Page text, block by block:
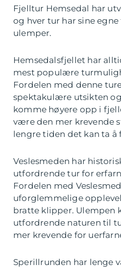
Fjelltur Hemsedal har
og hver tur har sine
ulemper.
Hemsedalsfjellet har
mest populære
Fordelen med denne
spektakulære utsikten
komme høyere opp i
være den mer krevende
lengre tiden det kan ta å
Veslesmeden har
utfordrende tur for
Fordelen med
uforglemmelige
bratte klipper. Ulempen
utfordrende naturen til
mer krevende for
Sperillrunden har